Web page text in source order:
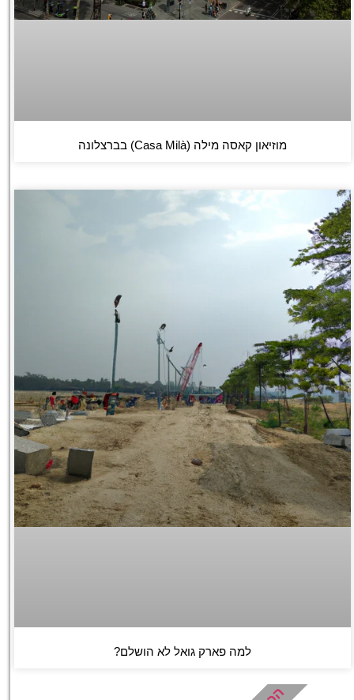
מוזיאון קאסה מילה (Casa Milà) בברצלונה
למה פארק גואל לא הושלם?